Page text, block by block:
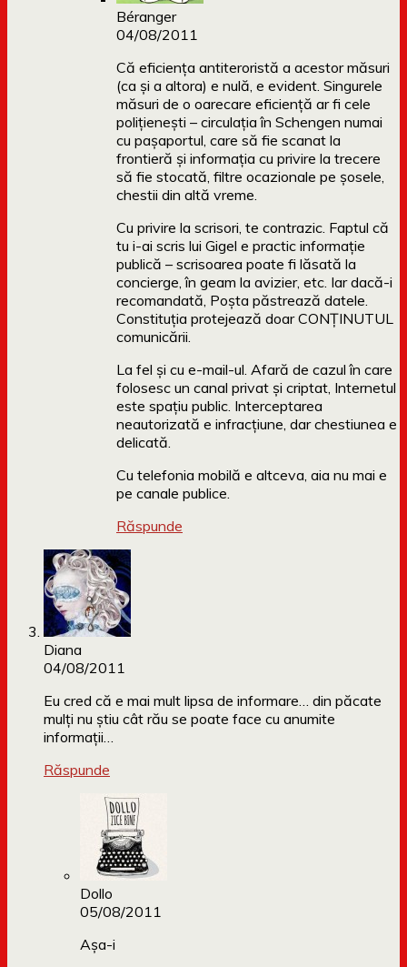
Béranger
04/08/2011
Că eficiența antiteroristă a acestor măsuri
(ca și a altora) e nulă, e evident. Singurele
măsuri de o oarecare eficiență ar fi cele
polițienești – circulația în Schengen numai
cu pașaportul, care să fie scanat la
frontieră și informația cu privire la trecere
să fie stocată, filtre ocazionale pe șosele,
chestii din altă vreme.
Cu privire la scrisori, te contrazic. Faptul că
tu i-ai scris lui Gigel e practic informație
publică – scrisoarea poate fi lăsată la
concierge, în geam la avizier, etc. Iar dacă-i
recomandată, Poșta păstrează datele.
Constituția protejează doar CONȚINUTUL
comunicării.
La fel și cu e-mail-ul. Afară de cazul în care
folosesc un canal privat și criptat, Internetul
este spațiu public. Interceptarea
neautorizată e infracțiune, dar chestiunea e
delicată.
Cu telefonia mobilă e altceva, aia nu mai e
pe canale publice.
Răspunde
Diana
04/08/2011
Eu cred că e mai mult lipsa de informare… din păcate
mulți nu știu cât rău se poate face cu anumite
informații…
Răspunde
Dollo
05/08/2011
Așa-i